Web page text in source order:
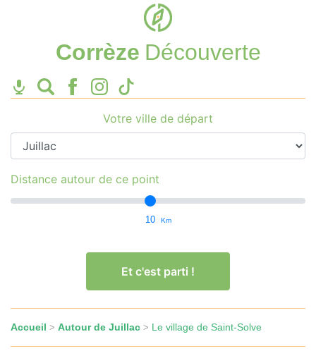
Corrèze Découverte
Votre ville de départ
Distance autour de ce point
10 Km
Et c'est parti !
Accueil > Autour de Juillac > Le village de Saint-Solve